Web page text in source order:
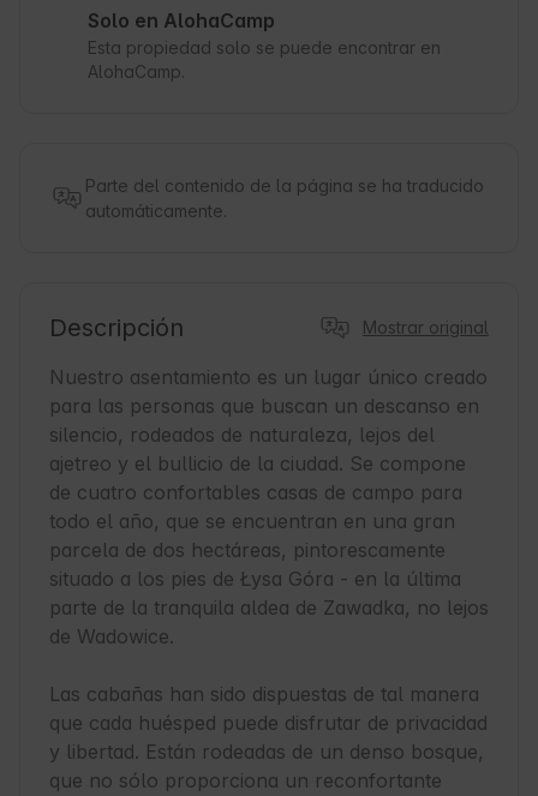
Solo en AlohaCamp
Esta propiedad solo se puede encontrar en
AlohaCamp.
Parte del contenido de la página se ha traducido
automáticamente.
Descripción Mostrar original
Nuestro asentamiento es un lugar único creado
para las personas que buscan un descanso en
silencio, rodeados de naturaleza, lejos del
ajetreo y el bullicio de la ciudad. Se compone
de cuatro confortables casas de campo para
todo el año, que se encuentran en una gran
parcela de dos hectáreas, pintorescamente
situado a los pies de Łysa Góra - en la última
parte de la tranquila aldea de Zawadka, no lejos
de Wadowice.
Las cabañas han sido dispuestas de tal manera
que cada huésped puede disfrutar de privacidad
y libertad. Están rodeadas de un denso bosque,
que no sólo proporciona un reconfortante